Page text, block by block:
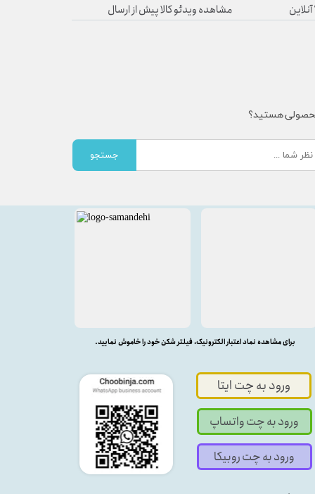
ورود به چت ایتا
ورود به چت واتساپ
برای مشاهده نماد اعتبار الکترونیک، فیلتر شکن خود را خاموش نمایید.
ورود به چت روبیکا
هستید؟
جستجو
مشاهده ویدئو کالا پیش از ارسال